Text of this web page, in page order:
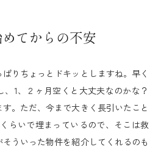
てからの不安
りちょっとドキッとしますね。早く
1、２ヶ月空くと大丈夫なのかな？
。ただ、今まで大きく長引いたこと
らいで埋まっているので、そこは救
ういった物件を紹介してくれるのも